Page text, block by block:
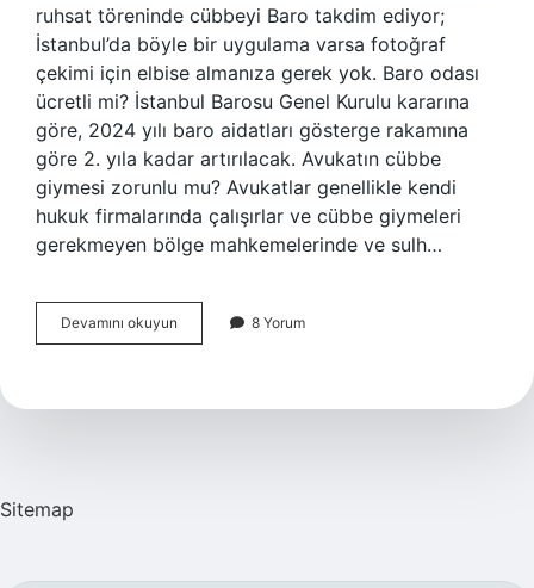
ruhsat töreninde cübbeyi Baro takdim ediyor;
İstanbul’da böyle bir uygulama varsa fotoğraf
çekimi için elbise almanıza gerek yok. Baro odası
ücretli mi? İstanbul Barosu Genel Kurulu kararına
göre, 2024 yılı baro aidatları gösterge rakamına
göre 2. yıla kadar artırılacak. Avukatın cübbe
giymesi zorunlu mu? Avukatlar genellikle kendi
hukuk firmalarında çalışırlar ve cübbe giymeleri
gerekmeyen bölge mahkemelerinde ve sulh…
Devamını okuyun
Odasından
Alınır
8 Yorum
Sitemap